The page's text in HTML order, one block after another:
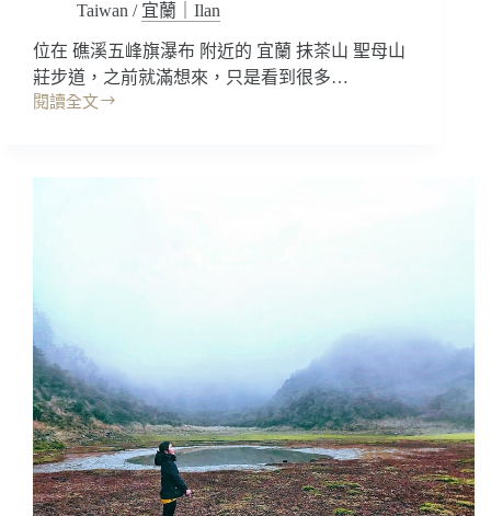
山
湖
泊
太
景
交
路
線/
好
拍
視
角
Taiwan / 宜蘭｜Ilan
位在 礁溪五峰旗瀑布 附近的 宜蘭 抹茶山 聖母山
莊步道，之前就滿想來，只是看到很多…
閱讀全文
宜
點
聖
母
登
山
步
道，
療
癒
台